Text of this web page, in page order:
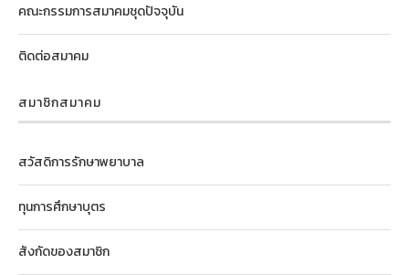
คณะกรรมการสมาคมชุดปัจจุบัน
ติดต่อสมาคม
สมาชิกสมาคม
สวัสดิการรักษาพยาบาล
ทุนการศึกษาบุตร
สังกัดของสมาชิก